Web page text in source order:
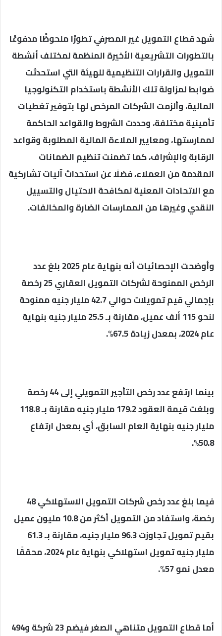
شهد قطاع التمويل غير المصرفي تطورًا ملحوظًا مدفوعًا
بالتطورات التشريعية الأخيرة المنظمة لمختلف أنشطة
التمويل والقرارات التنظيمية للهيئة التي استحدثت
ضوابط لمزاولة تلك الأنشطة باستخدام التكنولوجيا
المالية، وألزمت الشركات المرخص لها بتوفير تغطيات
تأمينية مختلفة، وحددت الشروط والقواعد الحاكمة
لممارستها، ومعايير الملاءة المالية المطلوبة وقواعد
الرقابة والإشراف، كما تضمنت تنظيم الضمانات
المقدمة من العملاء، فضلًا عن استحداث آليات تشاركية
مع الاتحادات المعنية لمكافحة الاحتيال والتسييل
النقدي وغيرها من الممارسات الضارة والمخالفات.
وأوضحت الإحصائيات أنه بنهاية عام 2025 بلغ عدد
الرخص الممنوحة لشركات التمويل العقاري 25 رخصة
بإجمالي قيم تمويلات حوالي 42.7 مليار جنيه ممنوحة
لنحو 115 ألف عميل، مقارنة بـ 25.5 مليار جنيه بنهاية
عام 2024، بمعدل زيادة 67.5%.
بينما ارتفع عدد رخص التأجير التمويلي إلى 44 رخصة
وبلغت قيمة العقود 179.2 مليار جنيه مقارنة بـ 118.8
مليار جنيه بنهاية العام السابق، أي بمعدل ارتفاع
50.8%.
فيما بلغ عدد رخص شركات التمويل الاستهلاكي 48
رخصة، واستفاد من التمويل أكثر من 10.8 مليون عميل
بقيم تمويل تجاوزت 96.3 مليار جنيه، مقارنة بـ 61.3
مليار جنيه تمويل استهلاكي بنهاية عام 2024، محققًا
معدل نمو 57%.
أما قطاع التمويل متناهي الصغر فيضم 23 شركة و494